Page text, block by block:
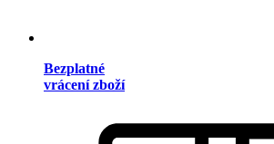
Bezplatné
vrácení zboží